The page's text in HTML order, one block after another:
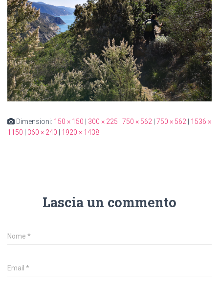
Dimensioni: 150 × 150 300 × 225 750 × 562 750 × 562
1536 ×
1150
360 × 240 1920 × 1438
Lascia un commento
Nome *
Email *